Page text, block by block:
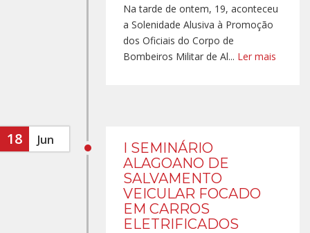
Na tarde de ontem, 19, aconteceu
a Solenidade Alusiva à Promoção
dos Oficiais do Corpo de
Bombeiros Militar de Al... Ler mais
18 Jun
I SEMINÁRIO
ALAGOANO DE
SALVAMENTO
VEICULAR FOCADO
EM CARROS
ELETRIFICADOS